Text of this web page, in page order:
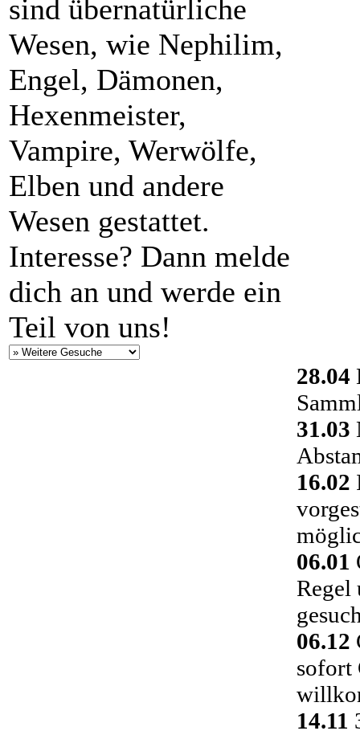
sind übernatürliche
Wesen, wie Nephilim,
Engel, Dämonen,
Hexenmeister,
Vampire, Werwölfe,
Elben und andere
Wesen gestattet.
Interesse? Dann melde
dich an und werde ein
Teil von uns!
28.04
31.03
16.02
06.01
Regel
06.12
sofort
14.11